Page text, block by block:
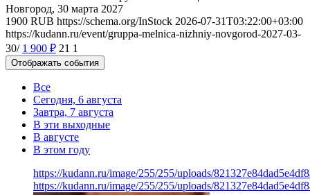
Новгород, 30 марта 2027
1900 RUB https://schema.org/InStock 2026-07-31T03:22:00+03:00
https://kudann.ru/event/gruppa-melnica-nizhniy-novgorod-2027-03-
30/ 1 900 ₽ 21 1
Отображать события
Все
Сегодня, 6 августа
Завтра, 7 августа
В эти выходные
В августе
В этом году
https://kudann.ru/image/255/255/uploads/
https://kudann.ru/image/255/255/uploads/